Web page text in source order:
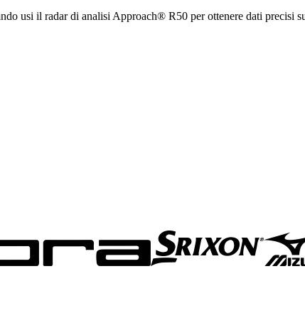
usi il radar di analisi Approach® R50 per ottenere dati precisi